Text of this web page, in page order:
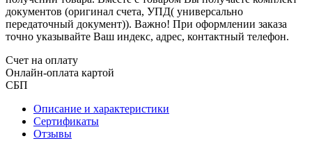
документов (оригинал счета, УПД( универсально
передаточный документ)). Важно! При оформлении заказа
точно указывайте Ваш индекс, адрес, контактный телефон.
Счет на оплату
Онлайн-оплата картой
СБП
Описание и характеристики
Сертификаты
Отзывы